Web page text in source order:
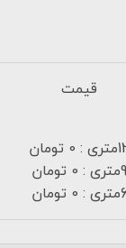
قیمت
تومان
9متری : 0 تومان
تومان